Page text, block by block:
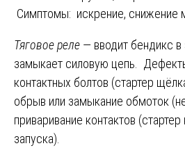
Симптомы: искрение, снижение
Тяговое реле — вводит бендикс в
замыкает силовую цепь.
контактных болтов (стартер
обрыв или замыкание обмоток
приваривание контактов
запуска).